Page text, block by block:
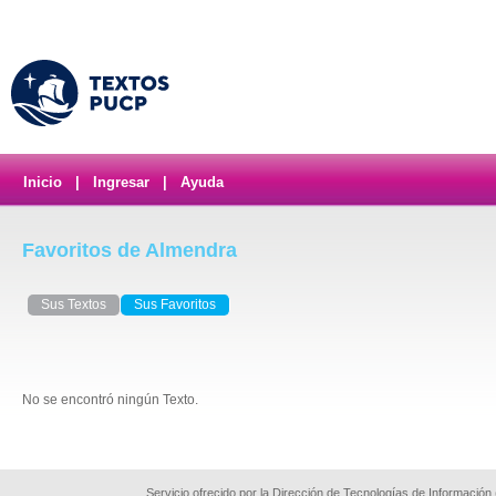
Inicio Ingresar Ayuda
Favoritos de Almendra
Sus Textos Sus Favoritos
No se encontró ningún Texto.
Servicio ofrecido por la Dirección de Tecnologías de